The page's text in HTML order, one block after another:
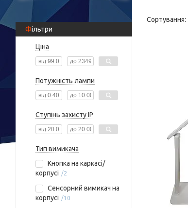
Фільтри
Ціна
Потужність лампи
Ступінь захисту IP
Тип вимикача
Кнопка на каркасі/
корпусі
2
Сенсорний вимикач на
корпусі
10